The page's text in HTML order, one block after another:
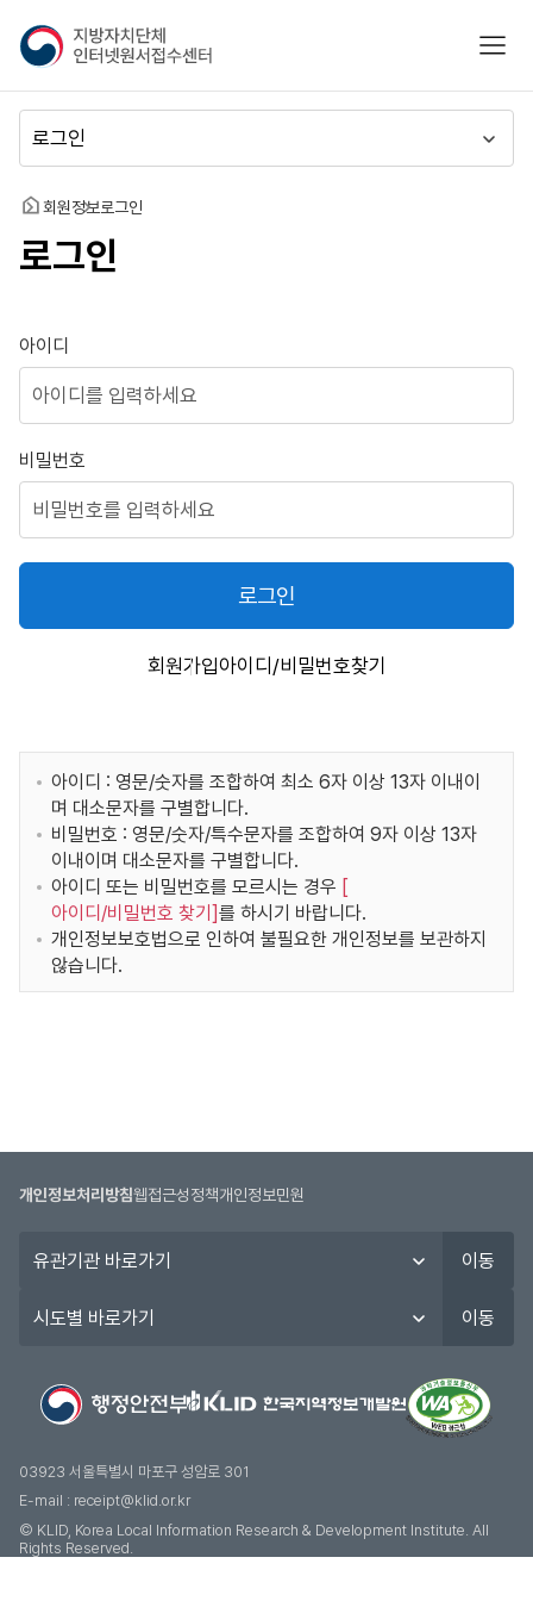
지
방
자
치
단
체
인
넷
접
수
센
모바
뉴
동
홈 회원정보로그인
로그인
로그인
아이디
비밀번호
로그인
회원가입아이디/비밀번호찾기
아이디 : 영문/숫자를 조합하여 최소 6자 이상 13자 이내이
며 대소문자를 구별합니다.
비밀번호 : 영문/숫자/특수문자를 조합하여 9자 이상 13자
이내이며 대소문자를 구별합니다.
아이디 또는 비밀번호를 모르시는 경우 [
아이디/비밀번호 찾기 ]를 하시기 바랍니다.
개인정보보호법으로 인하여 불필요한 개인정보를 보관하지
않습니다.
개인정보처리방침웹접근성정책개인정보민원
관
이동
도
기
이동
03923 서울특별시 마포구 성암로 301
E-mail : receipt@klid.or.kr
© KLID, Korea Local Information Research & Development Institute. AII
Rights Reserved.